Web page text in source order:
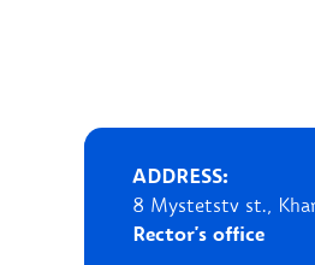
ADDRESS:
8 Mystetstv st.,
Rector's office